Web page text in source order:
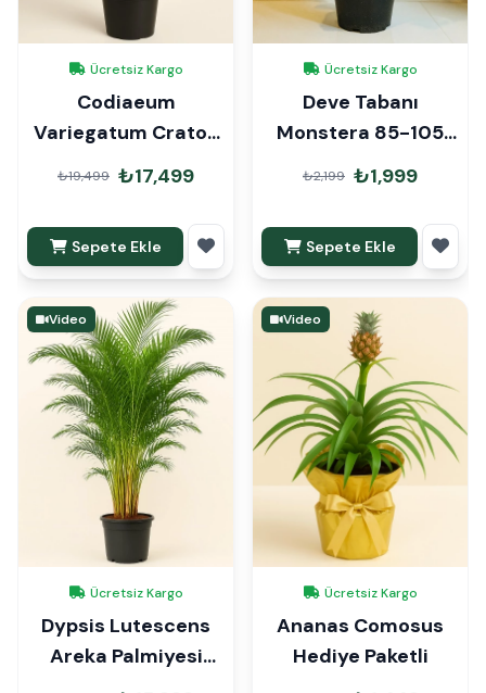
Ücretsiz Kargo
Codiaeum
Variegatum Craton
150cm
₺19,499 ₺17,499
Sepete Ekle
Ücretsiz Kargo
Deve Tabanı
Monstera 85-105
cm
₺2,199 ₺1,999
Sepete Ekle
Video
Ücretsiz Kargo
Dypsis Lutescens
Areka Palmiyesi
220cm
Video
Ücretsiz Kargo
Ananas Comosus
Hediye Paketli